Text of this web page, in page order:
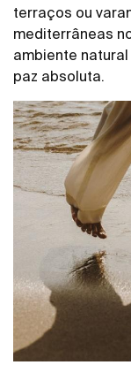
terraços ou
mediterrâneas
ambiente
paz absoluta.